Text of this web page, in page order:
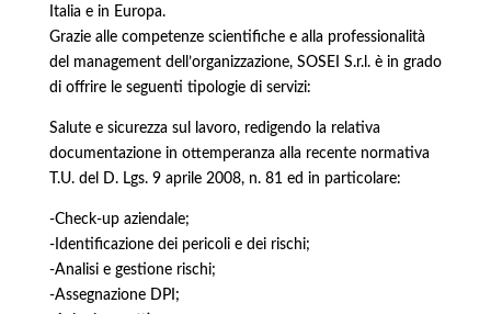
Italia e in Europa.
Grazie alle competenze scientifiche e alla professionalità
del management dell’organizzazione, SOSEI S.r.l. è in grado
di offrire le seguenti tipologie di servizi:
Salute e sicurezza sul lavoro, redigendo la relativa
documentazione in ottemperanza alla recente normativa
T.U. del D. Lgs. 9 aprile 2008, n. 81 ed in particolare:
-Check-up aziendale;
-Identificazione dei pericoli e dei rischi;
-Analisi e gestione rischi;
-Assegnazione DPI;